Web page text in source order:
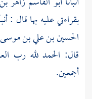
بقراءتي عليه بها قال :
الحسين بن علي بن
قال: الحمد لله رب
أجمعين.